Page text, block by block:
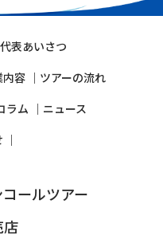
代表あいさつ
内容
ツアーの流れ
ラム
ニュース
ールツアー
店